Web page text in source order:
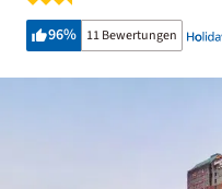
96% 11 Bewertungen